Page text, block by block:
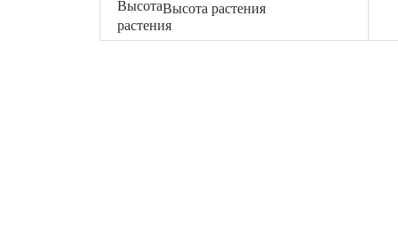
Высота растения